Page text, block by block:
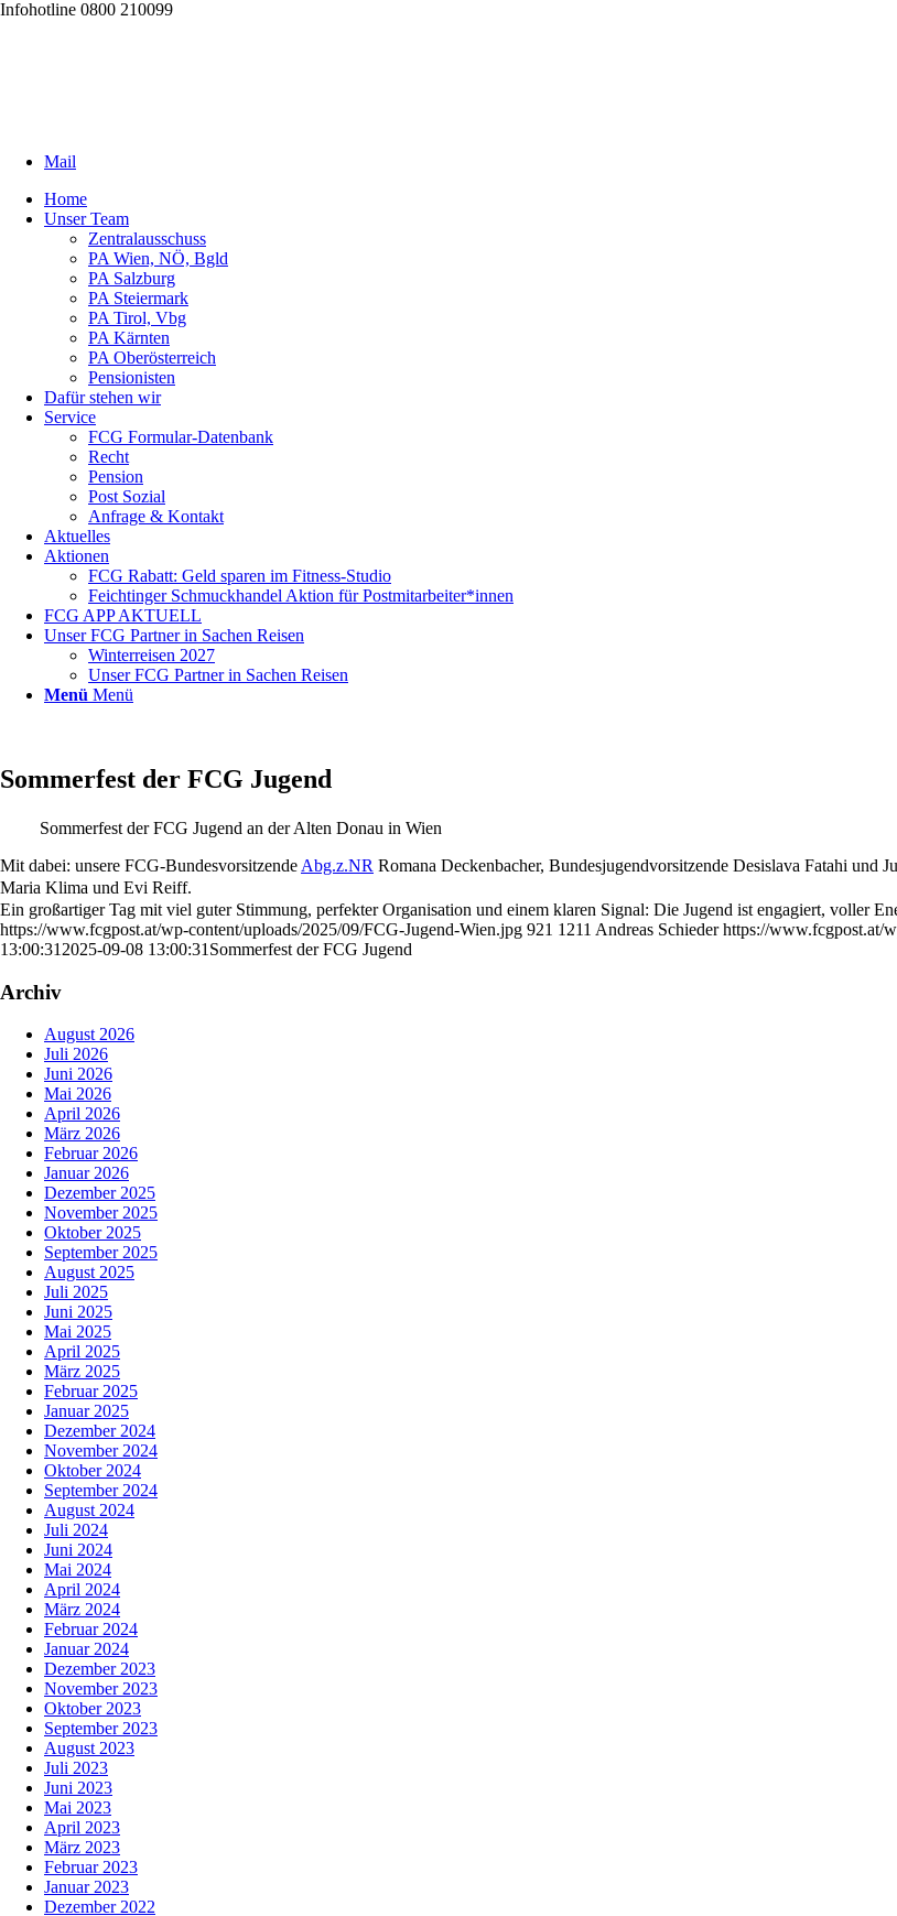
Infohotline 0800 210099
Mail
Home
Unser Team
Zentralausschuss
PA Wien, NÖ, Bgld
PA Salzburg
PA Steiermark
PA Tirol, Vbg
PA Kärnten
PA Oberösterreich
Pensionisten
Dafür stehen wir
Service
FCG Formular-Datenbank
Recht
Pension
Post Sozial
Anfrage & Kontakt
Aktuelles
Aktionen
FCG Rabatt: Geld sparen im Fitness-Studio
Feichtinger Schmuckhandel Aktion für Postmitarbeiter*innen
FCG APP AKTUELL
Unser FCG Partner in Sachen Reisen
Winterreisen 2027
Unser FCG Partner in Sachen Reisen
Menü Menü
Sommerfest der FCG Jugend
Sommerfest der FCG Jugend an der Alten Donau in Wien
Mit dabei: unsere FCG-Bundesvorsitzende Abg.z.NR Romana Deckenbacher, Bundesjugendvorsitzende Desislava Fatahi und
Maria Klima und Evi Reiff.
Ein großartiger Tag mit viel guter Stimmung, perfekter Organisation und einem klaren Signal: Die Jugend ist engagiert, voller
https://www.fcgpost.at/wp-content/uploads/2025/09/FCG-Jugend-Wien.jpg 921 1211 Andreas Schieder https://www.fcgpost.at/
13:00:31 2025-09-08 13:00:31 Sommerfest der FCG Jugend
Archiv
August 2026
Juli 2026
Juni 2026
Mai 2026
April 2026
März 2026
Februar 2026
Januar 2026
Dezember 2025
November 2025
Oktober 2025
September 2025
August 2025
Juli 2025
Juni 2025
Mai 2025
April 2025
März 2025
Februar 2025
Januar 2025
Dezember 2024
November 2024
Oktober 2024
September 2024
August 2024
Juli 2024
Juni 2024
Mai 2024
April 2024
März 2024
Februar 2024
Januar 2024
Dezember 2023
November 2023
Oktober 2023
September 2023
August 2023
Juli 2023
Juni 2023
Mai 2023
April 2023
März 2023
Februar 2023
Januar 2023
Dezember 2022